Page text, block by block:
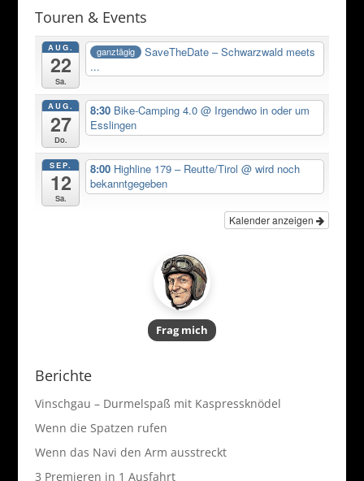
Touren & Events
AUG.
22
Sa.
ganztägig
SaveTheDate – Schwarzwald meets
...
AUG.
27
Do.
8:30 Bike-Camping 4.0@ Irgendwo in oder um
Esslingen
SEP.
12
Sa.
8:00 Highline 179 – Reutte/Tirol@ wird noch
bekanntgegeben
Kalender anzeigen
Frag mich
Berichte
Vinschgau – Durmelspaß mit Kaspressknödel
Wenn die Spatzen rufen
Wenn das Navi den Arm ausstreckt
3 Premieren in 1 Ausfahrt